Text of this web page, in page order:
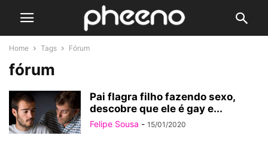
Home Tags Fórum
fórum
Pai flagra filho fazendo sexo,
descobre que ele é gay e...
Felipe Sousa - 15/01/2020